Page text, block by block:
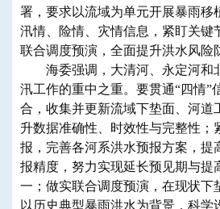
署，要求以流域为单元开展暴雨移
汛情、险情、灾情信息，紧盯关键
联合调度预演，全面提升洪水风险
海委强调，大清河、永定河和
汛工作的重中之重。要贯通“四情”
合，收集并更新流域下垫面、河道
升数据准确性、时效性与完整性；
报，完善各河系洪水预报方案，提
报精度，努力实现延长预见期与提
一；做实联合调度预演，在现状下
以历史典型暴雨洪水为背景，科学